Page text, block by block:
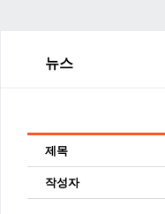
뉴스
제목
작성자